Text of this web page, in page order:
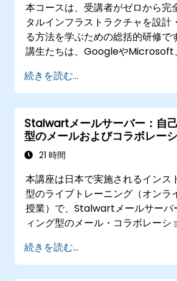
本コースは、受講者がゼロから完
タルインフラストラクチャを設計
る方法を学ぶための総括的研修で
講生たちは、GoogleやMicrosoft
グ型かつオープンソースツールの
際に機能するミニ組織を構築する
す。具体的には認証管理、コミュ
業務効率化、開発環境、セキュリ
用、監視システムなどが含まれま
続きを読む...
Stalwartメールサーバー：自
型のメールおよびコラボレー
21 時間
本講座は日本で実施されるインス
型のライブトレーニング（オンラ
授業）で、Stalwartメールサーバ
ィング型のメール・コラボレーシ
DevOpsエンジニア、IT専門家向け
続きを読む...